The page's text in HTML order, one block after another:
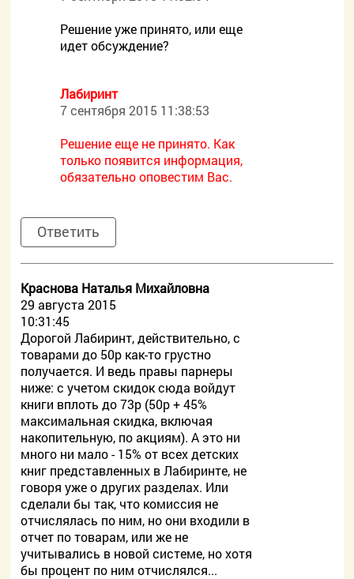
Решение уже принято, или еще
идет обсуждение?
Лабиринт
7 сентября 2015 11:38:53
Решение еще не принято. Как
только появится информация,
обязательно оповестим Вас.
Ответить
Краснова Наталья Михайловна
29 августа 2015
10:31:45
Дорогой Лабиринт, действительно, с
товарами до 50р как-то грустно
получается. И ведь правы парнеры
ниже: с учетом скидок сюда войдут
книги вплоть до 73р (50р + 45%
максимальная скидка, включая
накопительную, по акциям). А это ни
много ни мало - 15% от всех детских
книг представленных в Лабиринте, не
говоря уже о других разделах. Или
сделали бы так, что комиссия не
отчислялась по ним, но они входили в
отчет по товарам, или же не
учитывались в новой системе, но хотя
бы процент по ним отчислялся...